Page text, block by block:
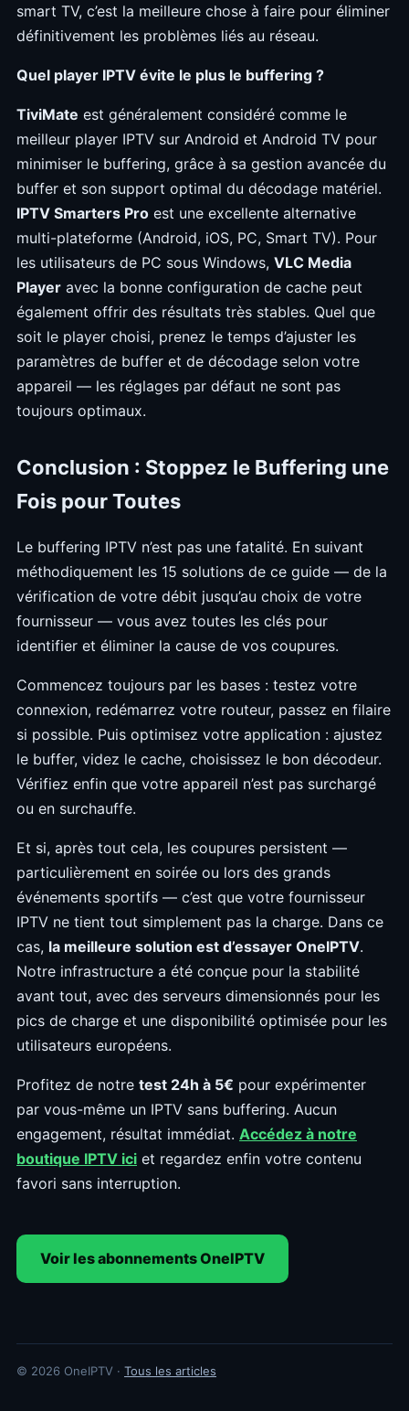
smart TV, c’est la meilleure chose à faire pour éliminer
définitivement les problèmes liés au réseau.
Quel player IPTV évite le plus le buffering ?
TiviMate est généralement considéré comme le
meilleur player IPTV sur Android et Android TV pour
minimiser le buffering, grâce à sa gestion avancée du
buffer et son support optimal du décodage matériel.
IPTV Smarters Pro est une excellente alternative
multi-plateforme (Android, iOS, PC, Smart TV). Pour
les utilisateurs de PC sous Windows, VLC Media
Player avec la bonne configuration de cache peut
également offrir des résultats très stables. Quel que
soit le player choisi, prenez le temps d’ajuster les
paramètres de buffer et de décodage selon votre
appareil — les réglages par défaut ne sont pas
toujours optimaux.
Conclusion : Stoppez le Buffering une
Fois pour Toutes
Le buffering IPTV n’est pas une fatalité. En suivant
méthodiquement les 15 solutions de ce guide — de la
vérification de votre débit jusqu’au choix de votre
fournisseur — vous avez toutes les clés pour
identifier et éliminer la cause de vos coupures.
Commencez toujours par les bases : testez votre
connexion, redémarrez votre routeur, passez en filaire
si possible. Puis optimisez votre application : ajustez
le buffer, videz le cache, choisissez le bon décodeur.
Vérifiez enfin que votre appareil n’est pas surchargé
ou en surchauffe.
Et si, après tout cela, les coupures persistent —
particulièrement en soirée ou lors des grands
événements sportifs — c’est que votre fournisseur
IPTV ne tient tout simplement pas la charge. Dans ce
cas, la meilleure solution est d’essayer OneIPTV.
Notre infrastructure a été conçue pour la stabilité
avant tout, avec des serveurs dimensionnés pour les
pics de charge et une disponibilité optimisée pour les
utilisateurs européens.
Profitez de notre test 24h à 5€ pour expérimenter
par vous-même un IPTV sans buffering. Aucun
engagement, résultat immédiat. Accédez à notre
boutique IPTV ici et regardez enfin votre contenu
favori sans interruption.
Voir les abonnements OneIPTV
© 2026 OneIPTV · Tous les articles